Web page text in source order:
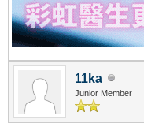
11ka
Junior Member